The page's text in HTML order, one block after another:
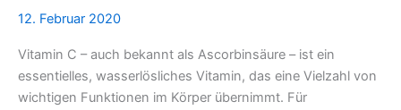
12. Februar 2020
Vitamin C – auch bekannt als Ascorbinsäure – ist ein
essentielles, wasserlösliches Vitamin, das eine Vielzahl von
wichtigen Funktionen im Körper übernimmt. Für
für